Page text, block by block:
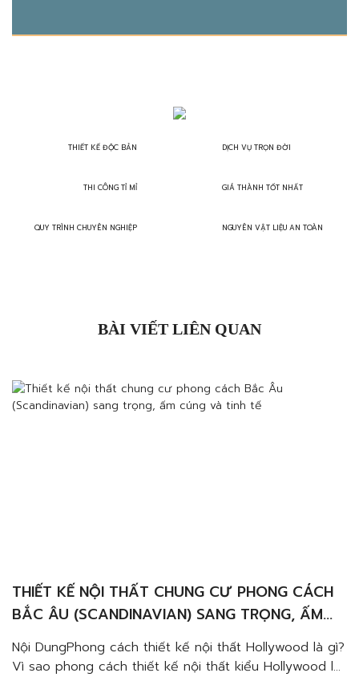
THIẾT KẾ ĐỘC BẢN
THI CÔNG TỈ MỈ
QUY TRÌNH CHUYÊN NGHIỆP
DỊCH VỤ TRỌN ĐỜI
GIÁ THÀNH TỐT NHẤT
NGUYÊN VẬT LIỆU AN TOÀN
BÀI VIẾT LIÊN QUAN
THIẾT KẾ NỘI THẤT CHUNG CƯ PHONG CÁCH
BẮC ÂU (SCANDINAVIAN) SANG TRỌNG, ẤM
CÚNG VÀ TINH TẾ
Nội DungPhong cách thiết kế nội thất Hollywood là gì?
Vì sao phong cách thiết kế nội thất kiểu Hollywood lại